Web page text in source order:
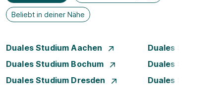
Beliebt in deiner Nähe
Duales Studium Aachen
Duales Studium
Duales Studium Bochum
Duales Studium
Duales Studium Dresden
Duales Studium